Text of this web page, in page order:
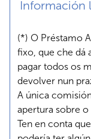
Información
(*) O Préstamo
fixo, que che dá
pagar todos os
devolver nun
A única
apertura sobre
Ten en conta